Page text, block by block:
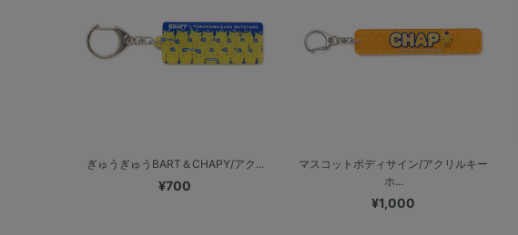
ぎゅうぎゅうBART＆CHAPY/アク...
¥700
マスコットボディサイン/アクリルキー
ホ...
¥1,000